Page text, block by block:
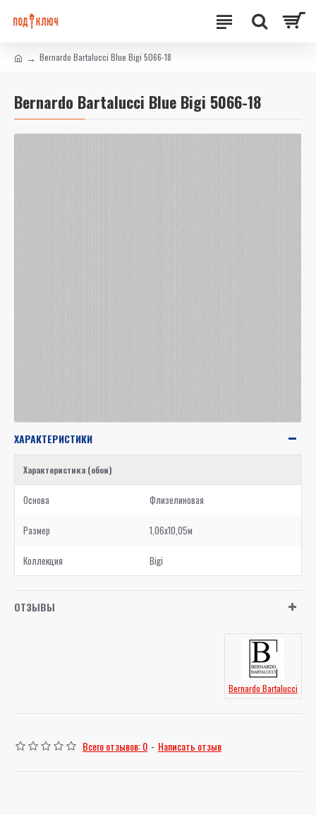
Bernardo Bartalucci Blue Bigi 5066-18
Bernardo Bartalucci Blue Bigi 5066-18
ХАРАКТЕРИСТИКИ
Характеристика (обои)
Основа Флизелиновая
Размер 1,06x10,05м
Коллекция Bigi
ОТЗЫВЫ
Bernardo Bartalucci
Всего отзывов: 0 - Написать отзыв